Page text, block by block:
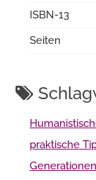
ISBN-13
Seiten
praktische